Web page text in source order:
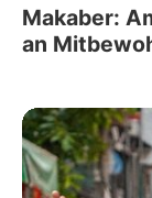
Makaber:
an